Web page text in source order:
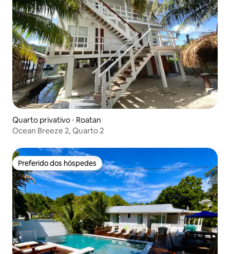
Quarto privativo ⋅ Roatan
Ocean Breeze 2, Quarto 2
Preferido dos hóspedes
Preferido dos hóspedes